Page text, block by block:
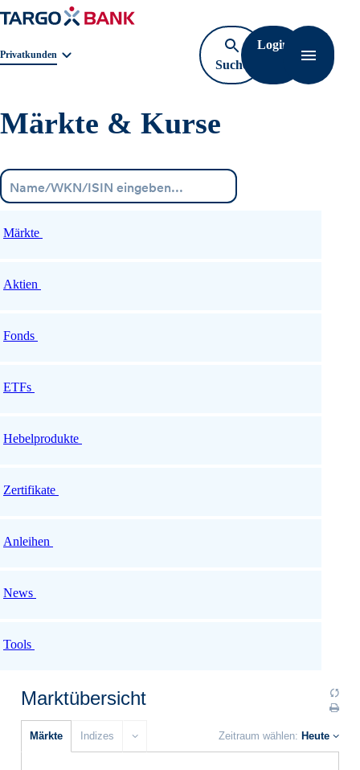
Geschäftsbereichnavigation. Aktuelle Auswahl:
Privatkunden
Suche
öffnen
Login
Märkte & Kurse
Märkte
Aktien
Fonds
ETFs
Hebelprodukte
Zertifikate
Anleihen
News
Tools
Marktübersicht
Märkte Indizes Zeitraum wählen: Heute